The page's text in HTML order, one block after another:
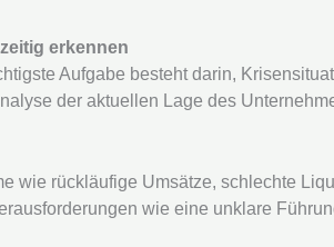
erkennen
Aufgabe besteht darin,
der aktuellen Lage des
wie rückläufige Umsätze, schlechte
wie eine unklare